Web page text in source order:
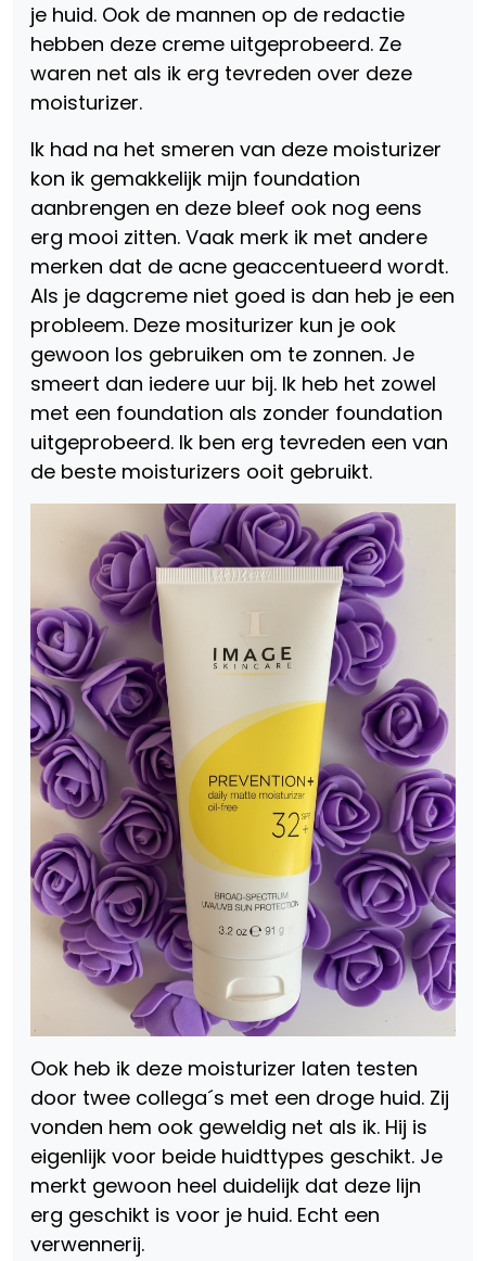
je huid. Ook de mannen op de redactie
hebben deze creme uitgeprobeerd. Ze
waren net als ik erg tevreden over deze
moisturizer.
Ik had na het smeren van deze moisturizer
kon ik gemakkelijk mijn foundation
aanbrengen en deze bleef ook nog eens
erg mooi zitten. Vaak merk ik met andere
merken dat de acne geaccentueerd wordt.
Als je dagcreme niet goed is dan heb je een
probleem. Deze mositurizer kun je ook
gewoon los gebruiken om te zonnen. Je
smeert dan iedere uur bij. Ik heb het zowel
met een foundation als zonder foundation
uitgeprobeerd. Ik ben erg tevreden een van
de beste moisturizers ooit gebruikt.
Ook heb ik deze moisturizer laten testen
door twee collega´s met een droge huid. Zij
vonden hem ook geweldig net als ik. Hij is
eigenlijk voor beide huidttypes geschikt. Je
merkt gewoon heel duidelijk dat deze lijn
erg geschikt is voor je huid. Echt een
verwennerij.